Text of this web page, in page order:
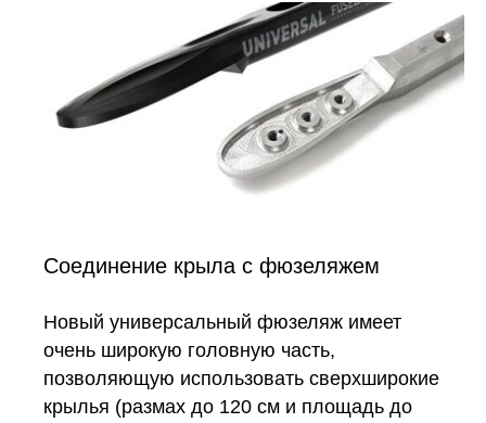
Соединение крыла с фюзеляжем
Новый универсальный фюзеляж имеет
очень широкую головную часть,
позволяющую использовать сверхширокие
крылья (размах до 120 см и площадь до